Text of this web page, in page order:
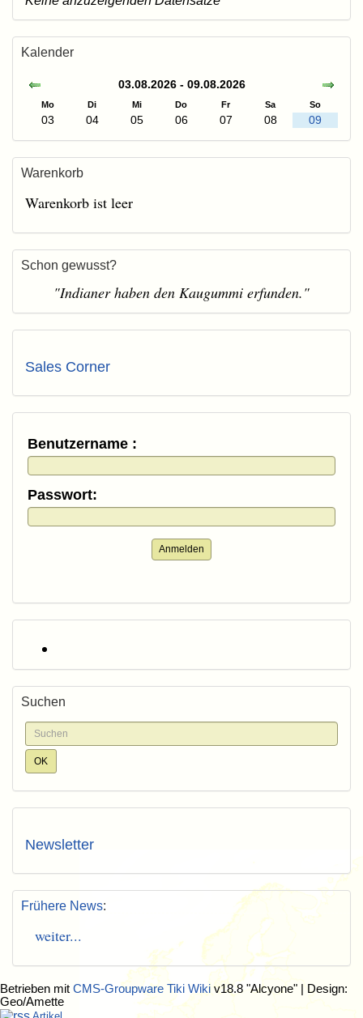
Kalender
03.08.2026 - 09.08.2026
Mo Di Mi Do Fr Sa So
03 04 05 06 07 08 09
Warenkorb
Warenkorb ist leer
Schon gewusst?
"Indianer haben den Kaugummi erfunden."
Sales Corner
Benutzername :
Passwort:
Anmelden
Suchen
Newsletter
Frühere News:
weiter...
Betrieben mit CMS-Groupware Tiki Wiki v18.8 "Alcyone" | Design:
Geo/Amette